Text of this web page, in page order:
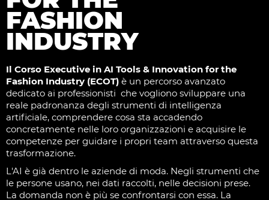
FASHION
INDUSTRY
Il Corso Executive in AI Tools & Innovation for the
Fashion Industry (ECOT) è un percorso avanzato
dedicato ai professionisti che vogliono sviluppare una
reale padronanza degli strumenti di intelligenza
artificiale, comprendere cosa sta accadendo
concretamente nelle loro organizzazioni e acquisire le
competenze per guidare i propri team attraverso questa
trasformazione.
L'AI è già dentro le aziende di moda. Negli strumenti che
le persone usano, nei dati raccolti, nelle decisioni prese.
La domanda non è più se confrontarsi con essa. La